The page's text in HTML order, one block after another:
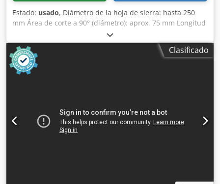
Estado: usado, Diámetro de la hoja de sierra: hasta 250
mm Área de corte a 90° (diámetro): aprox. 75 mm Longitud
de corte: 500 mm Conexión eléctrica: 380 V Potencia del
motor de la sierra: 0,75/1,1 kW Espacio requerido:
1700/2100 x 900 x 1440 mm Peso: 355 kg Cedpfx Aeb N
Ehdsi Terf
Clasificado